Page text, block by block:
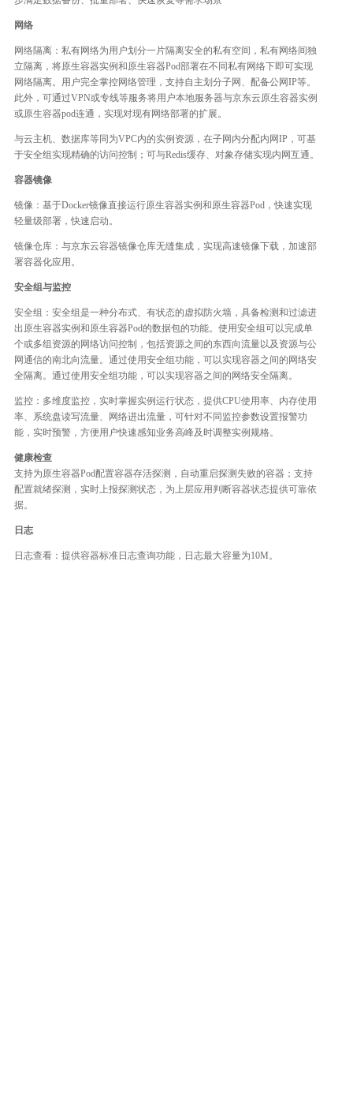
网络
网络隔离：私有网络为用户划分一片隔离安全的私有空间，私有网络间独
立隔离，将原生容器实例和原生容器Pod部署在不同私有网络下即可实现
网络隔离。用户完全掌控网络管理，支持自主划分子网、配备公网IP等。
此外，可通过VPN或专线等服务将用户本地服务器与京东云原生容器实例
或原生容器pod连通，实现对现有网络部署的扩展。
与云主机、数据库等同为VPC内的实例资源，在子网内分配内网IP，可基
于安全组实现精确的访问控制；可与Redis缓存、对象存储实现内网互通。
容器镜像
镜像：基于Docker镜像直接运行原生容器实例和原生容器Pod，快速实现
轻量级部署，快速启动。
镜像仓库：与京东云容器镜像仓库无缝集成，实现高速镜像下载，加速部
署容器化应用。
安全组与监控
安全组：安全组是一种分布式、有状态的虚拟防火墙，具备检测和过滤进
出原生容器实例和原生容器Pod的数据包的功能。使用安全组可以完成单
个或多组资源的网络访问控制，包括资源之间的东西向流量以及资源与公
网通信的南北向流量。通过使用安全组功能，可以实现容器之间的网络安
全隔离。通过使用安全组功能，可以实现容器之间的网络安全隔离。
监控：多维度监控，实时掌握实例运行状态，提供CPU使用率、内存使用
率、系统盘读写流量、网络进出流量，可针对不同监控参数设置报警功
能，实时预警，方便用户快速感知业务高峰及时调整实例规格。
健康检查
支持为原生容器Pod配置容器存活探测，自动重启探测失败的容器；支持
配置就绪探测，实时上报探测状态，为上层应用判断容器状态提供可靠依
据。
日志
日志查看：提供容器标准日志查询功能，日志最大容量为10M。